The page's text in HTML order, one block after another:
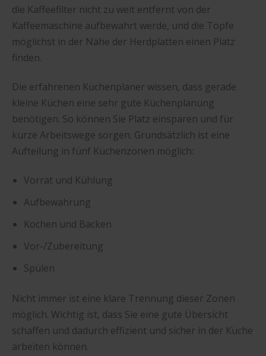
die Kaffeefilter nicht zu weit entfernt von der
Kaffeemaschine aufbewahrt werde, und die Töpfe
möglichst in der Nähe der Herdplatten einen Platz
finden.
Die erfahrenen Küchenplaner wissen, dass gerade
kleine Küchen eine sehr gute Küchenplanung
benötigen. So können Sie Platz einsparen und für
kurze Arbeitswege sorgen. Grundsätzlich ist eine
Aufteilung in fünf Küchenzonen möglich:
Vorrat und Kühlung
Aufbewahrung
Kochen und Backen
Vor-/Zubereitung
Spülen
Nicht immer ist eine klare Trennung dieser Zonen
möglich. Wichtig ist, dass Sie eine gute Übersicht
schaffen und dadurch effizient und sicher in der Küche
arbeiten können.